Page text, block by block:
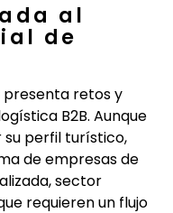
al
de
presenta retos y
B2B. Aunque
perfil turístico,
de empresas de
sector
requieren un flujo